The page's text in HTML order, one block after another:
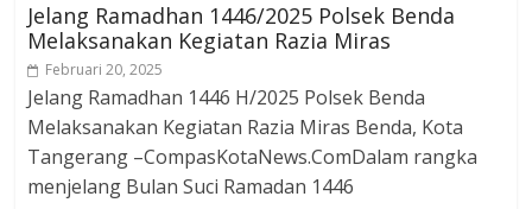
Jelang Ramadhan 1446/2025 Polsek Benda
Melaksanakan Kegiatan Razia Miras
Februari 20, 2025
Jelang Ramadhan 1446 H/2025 Polsek Benda
Melaksanakan Kegiatan Razia Miras Benda, Kota
Tangerang –CompasKotaNews.ComDalam rangka
menjelang Bulan Suci Ramadan 1446